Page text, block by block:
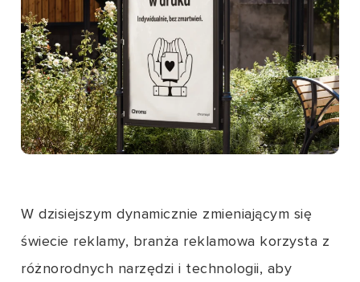
W dzisiejszym dynamicznie zmieniającym się
świecie reklamy, branża reklamowa korzysta z
różnorodnych narzędzi i technologii, aby